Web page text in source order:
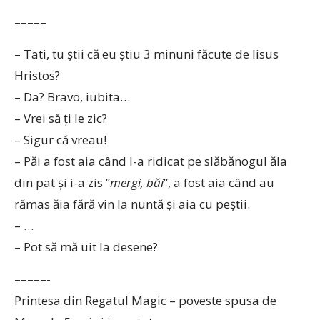
–––––
– Tati, tu știi că eu știu 3 minuni făcute de Iisus
Hristos?
– Da? Bravo, iubita…
– Vrei să ți le zic?
– Sigur că vreau!
– Păi a fost aia când l-a ridicat pe slăbănogul ăla
din pat și i-a zis ”mergi, băi”, a fost aia când au
rămas ăia fără vin la nuntă și aia cu peștii.
– …
– Pot să mă uit la desene?
–––––-
Printesa din Regatul Magic – poveste spusa de